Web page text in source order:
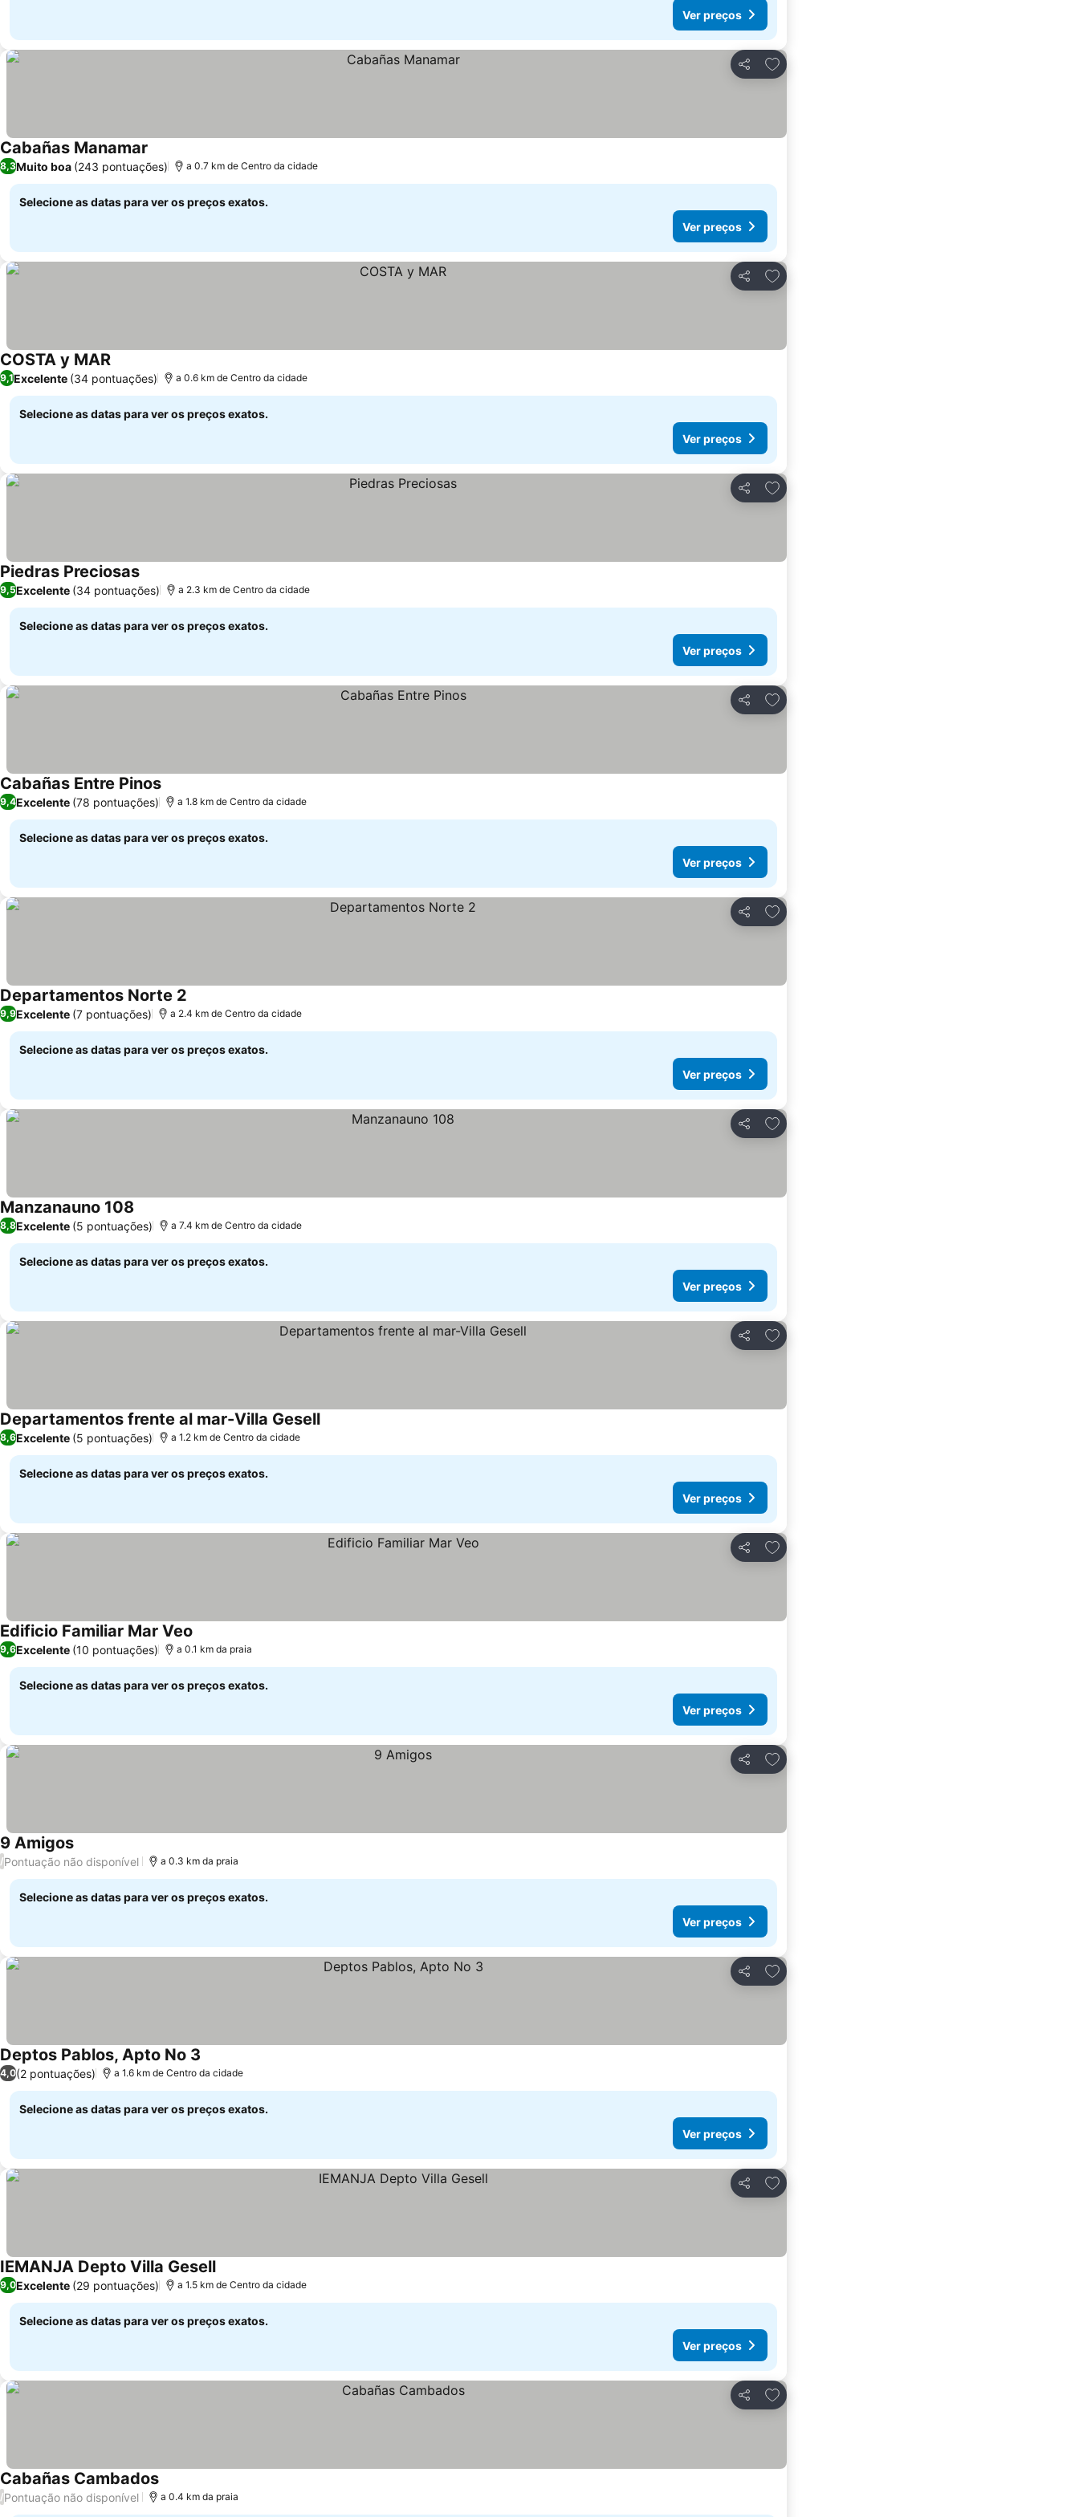
Ver preços
Partilhar
Adicionar aos favoritos
Cabañas Manamar
8,3Muito boa (243 pontuações) a 0.7 km de Centro da cidade
Selecione as datas para ver os preços exatos.
Ver preços
Partilhar
Adicionar aos favoritos
COSTA y MAR
9,1Excelente (34 pontuações) a 0.6 km de Centro da cidade
Selecione as datas para ver os preços exatos.
Ver preços
Partilhar
Adicionar aos favoritos
Piedras Preciosas
9,5Excelente (34 pontuações) a 2.3 km de Centro da cidade
Selecione as datas para ver os preços exatos.
Ver preços
Partilhar
Adicionar aos favoritos
Cabañas Entre Pinos
9,4Excelente (78 pontuações) a 1.8 km de Centro da cidade
Selecione as datas para ver os preços exatos.
Ver preços
Partilhar
Adicionar aos favoritos
Departamentos Norte 2
9,9Excelente (7 pontuações) a 2.4 km de Centro da cidade
Selecione as datas para ver os preços exatos.
Ver preços
Partilhar
Adicionar aos favoritos
Manzanauno 108
8,8Excelente (5 pontuações) a 7.4 km de Centro da cidade
Selecione as datas para ver os preços exatos.
Ver preços
Partilhar
Adicionar aos favoritos
Departamentos frente al mar-Villa Gesell
8,6Excelente (5 pontuações) a 1.2 km de Centro da cidade
Selecione as datas para ver os preços exatos.
Ver preços
Partilhar
Adicionar aos favoritos
Edificio Familiar Mar Veo
9,6Excelente (10 pontuações) a 0.1 km da praia
Selecione as datas para ver os preços exatos.
Ver preços
Partilhar
Adicionar aos favoritos
9 Amigos
/Pontuação não disponível a 0.3 km da praia
Selecione as datas para ver os preços exatos.
Ver preços
Partilhar
Adicionar aos favoritos
Deptos Pablos, Apto No 3
4,0(2 pontuações) a 1.6 km de Centro da cidade
Selecione as datas para ver os preços exatos.
Ver preços
Partilhar
Adicionar aos favoritos
IEMANJA Depto Villa Gesell
9,0Excelente (29 pontuações) a 1.5 km de Centro da cidade
Selecione as datas para ver os preços exatos.
Ver preços
Partilhar
Adicionar aos favoritos
Cabañas Cambados
/Pontuação não disponível a 0.4 km da praia